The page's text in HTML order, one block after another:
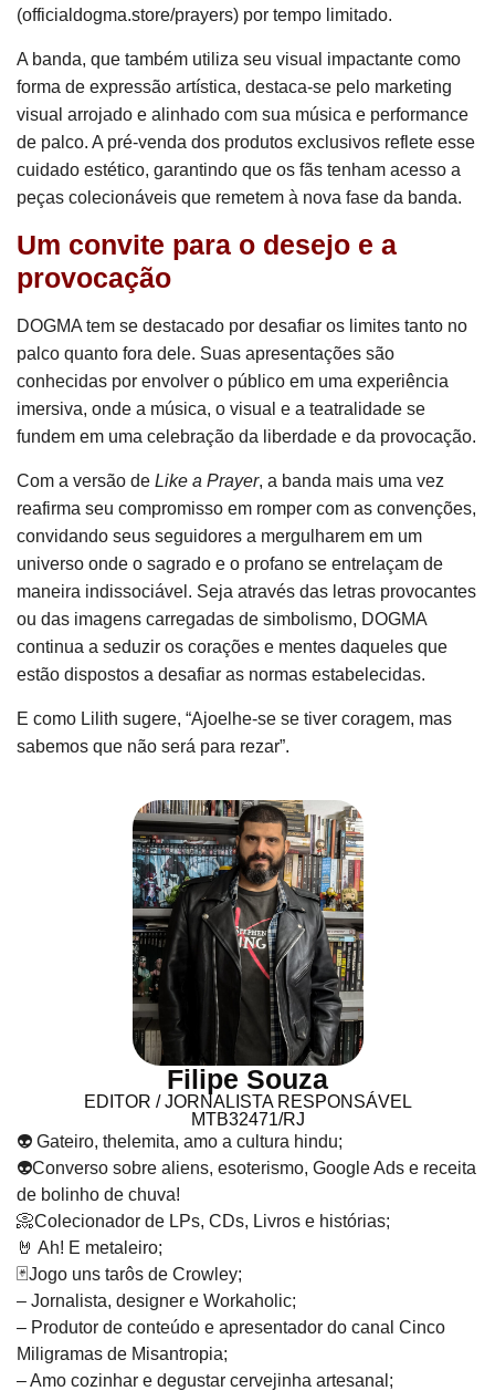
(officialdogma.store/prayers) por tempo limitado.
A banda, que também utiliza seu visual impactante como
forma de expressão artística, destaca-se pelo marketing
visual arrojado e alinhado com sua música e performance
de palco. A pré-venda dos produtos exclusivos reflete esse
cuidado estético, garantindo que os fãs tenham acesso a
peças colecionáveis que remetem à nova fase da banda.
Um convite para o desejo e a
provocação
DOGMA tem se destacado por desafiar os limites tanto no
palco quanto fora dele. Suas apresentações são
conhecidas por envolver o público em uma experiência
imersiva, onde a música, o visual e a teatralidade se
fundem em uma celebração da liberdade e da provocação.
Com a versão de Like a Prayer, a banda mais uma vez
reafirma seu compromisso em romper com as convenções,
convidando seus seguidores a mergulharem em um
universo onde o sagrado e o profano se entrelaçam de
maneira indissociável. Seja através das letras provocantes
ou das imagens carregadas de simbolismo, DOGMA
continua a seduzir os corações e mentes daqueles que
estão dispostos a desafiar as normas estabelecidas.
E como Lilith sugere, “Ajoelhe-se se tiver coragem, mas
sabemos que não será para rezar”.
Filipe Souza
EDITOR / JORNALISTA RESPONSÁVEL
MTB32471/RJ
👽 Gateiro, thelemita, amo a cultura hindu;
👽Converso sobre aliens, esoterismo, Google Ads e receita
de bolinho de chuva!
📀Colecionador de LPs, CDs, Livros e histórias;
🤘 Ah! E metaleiro;
🃏Jogo uns tarôs de Crowley;
– Jornalista, designer e Workaholic;
– Produtor de conteúdo e apresentador do canal Cinco
Miligramas de Misantropia;
– Amo cozinhar e degustar cervejinha artesanal;